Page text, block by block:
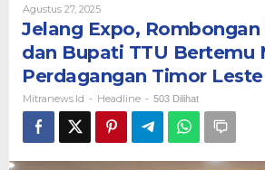
NTT
dan
Bupati
TTU
Bertemu
Menteri
Perdagangan
Timor
Leste
Agustus 27, 2025Oleh
Mitranews.id
Jelang Expo,
dan Bupati TTU Bertemu
Perdagangan Timor Leste
Mitranews.id - Headline - 503 Dilihat